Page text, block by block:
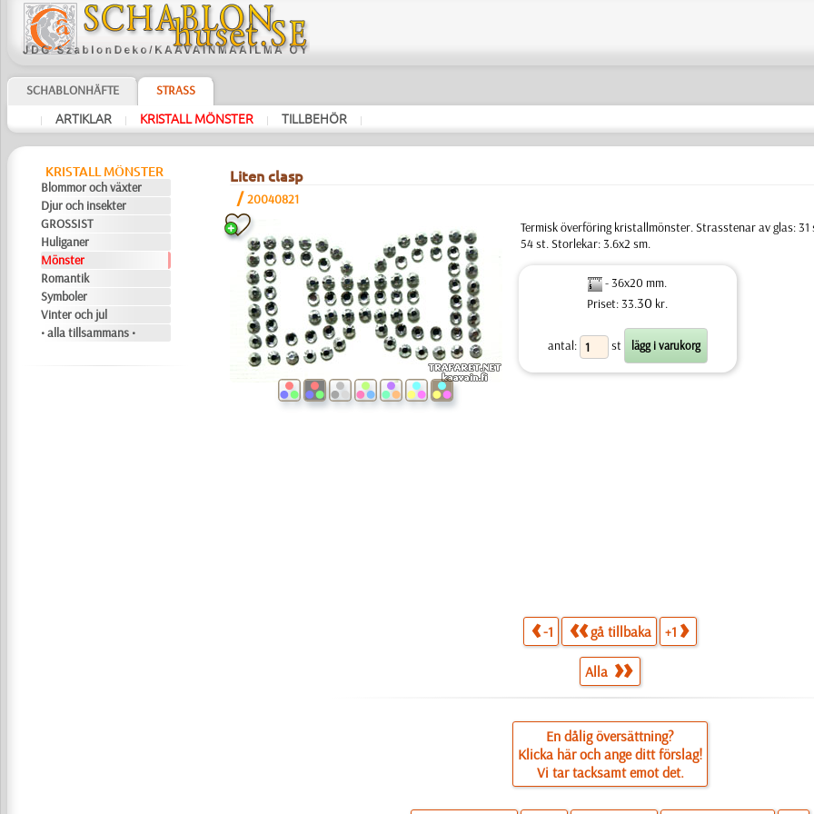
SCHABLONHÄFTE STRASS
| ARTIKLAR | KRISTALL MÖNSTER | TILLBEHÖR |
KRISTALL MÖNSTER
Blommor och växter
Djur och insekter
GROSSIST
Huliganer
Mönster
Romantik
Symboler
Vinter och jul
• alla tillsammans •
Liten clasp
/20040821
Termisk överföring kristallmönster. Strasstenar av glas:
54 st. Storlekar: 3.6x2 sm.
- 36x20 mm.
Priset: 33.30 kr.
antal: st
-1 gå tillbaka +1
Alla
En dålig översättning?
Klicka här och ange ditt förslag!
Vi tar tacksamt emot det.